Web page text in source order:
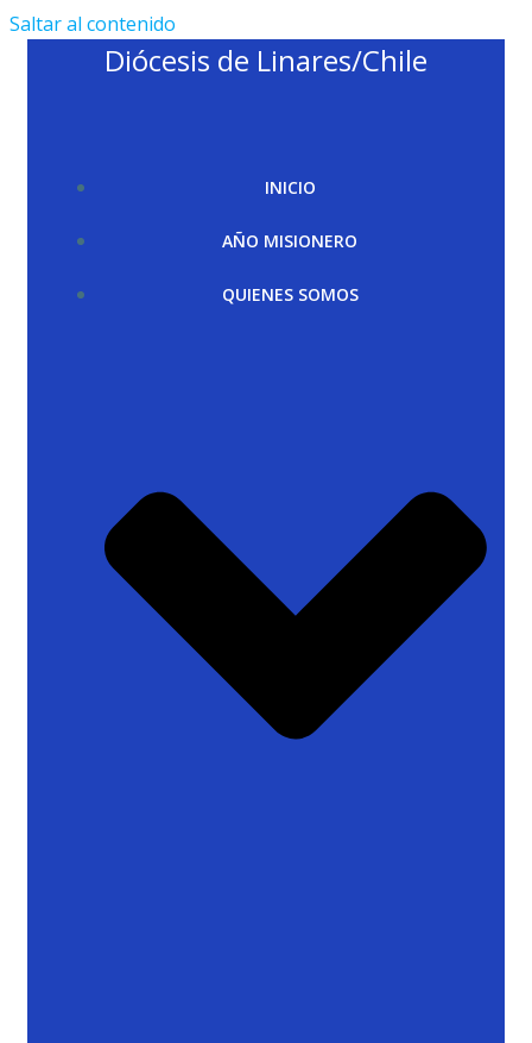
Saltar al contenido
Diócesis de Linares/Chile
INICIO
AÑO MISIONERO
QUIENES SOMOS